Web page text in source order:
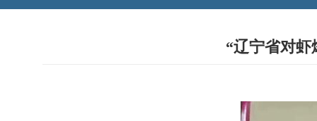
“辽宁省对